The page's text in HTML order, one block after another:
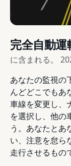
完全自動運
に含まれる。
あなたの監視の
んどどこでもあ
車線を変更し、
を選択し、他の
う。あなたとあ
い、注意を怠ら
走行させるもの